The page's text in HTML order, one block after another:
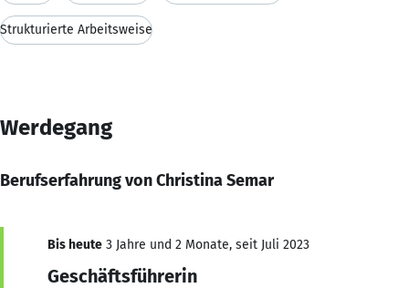
Strukturierte Arbeitsweise
Werdegang
Berufserfahrung von Christina Semar
Bis heute 3 Jahre und 2 Monate, seit Juli 2023
Geschäftsführerin